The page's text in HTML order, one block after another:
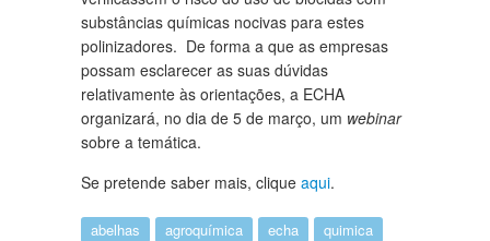
substâncias químicas nocivas para estes
polinizadores. De forma a que as empresas
possam esclarecer as suas dúvidas
relativamente às orientações, a ECHA
organizará, no dia de 5 de março, um webinar
sobre a temática.
Se pretende saber mais, clique aqui.
abelhas agroquímica echa quimica